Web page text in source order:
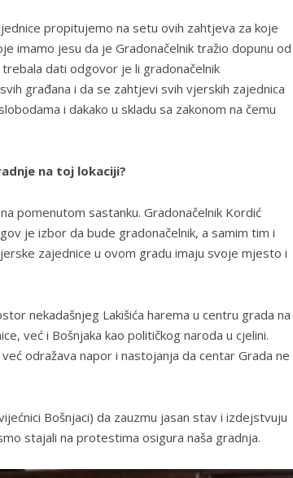
propitujemo na setu ovih zahtjeva za koje
imamo jesu da je Gradonačelnik tražio dopunu od
dati odgovor je li gradonačelnik
građana i da se zahtjevi svih vjerskih zajednica
i dakako u skladu sa zakonom na čemu
na toj lokaciji?
pomenutom sastanku. Gradonačelnik Kordić
je izbor da bude gradonačelnik, a samim tim i
zajednice u ovom gradu imaju svoje mjesto i
nekadašnjeg Lakišića harema u centru grada na
već i Bošnjaka kao političkog naroda u cjelini.
odražava napor i nastojanja da centar Grada ne
Bošnjaci) da zauzmu jasan stav i izdejstvuju
stajali na protestima osigura naša gradnja.